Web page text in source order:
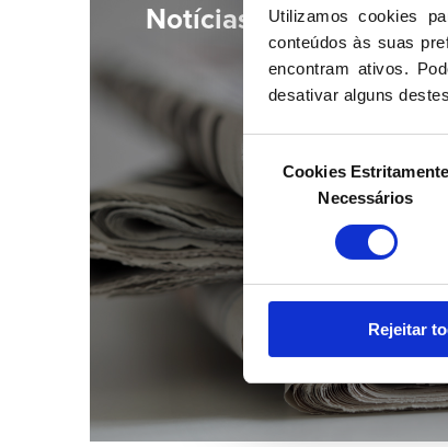
Utilizamos cookies
conteúdos às suas
encontram ativos.
desativar alguns
consentimento
Cookies Estritamente
Necessários
Rejeitar
Notícias